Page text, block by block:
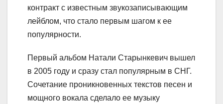
контракт с известным звукозаписывающим
лейблом, что стало первым шагом к ее
популярности.
Первый альбом Натали Старынкевич вышел
в 2005 году и сразу стал популярным в СНГ.
Сочетание проникновенных текстов песен и
мощного вокала сделало ее музыку